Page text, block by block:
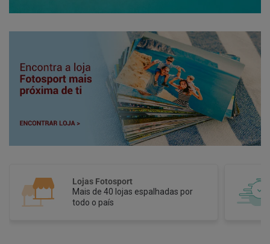
Pedidos em 1 Hora
Pedidos online com recolha na loja
em 1 Hora